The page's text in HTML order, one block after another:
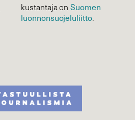
kustantaja onSuomen
luonnonsuojelu­liitto.